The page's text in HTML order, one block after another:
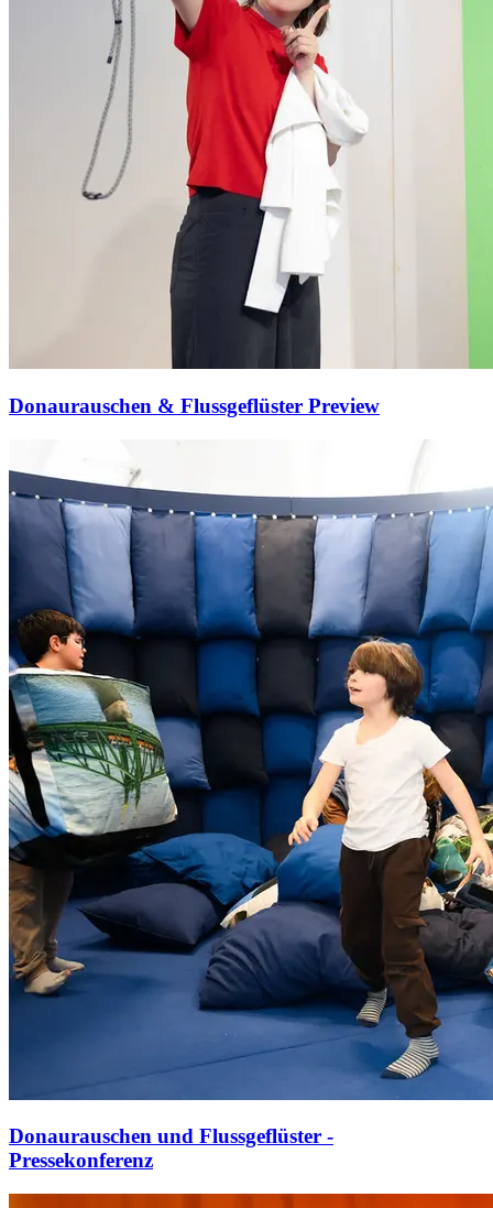
Donaurauschen & Flussgeflüster Preview
Donaurauschen und Flussgeflüster -
Pressekonferenz